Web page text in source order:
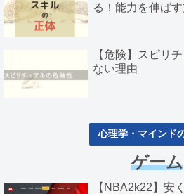
る！能力を伸ばす
【危険】スピリ
ない理由
心理学・マインド
ゲーム
【NBA2k22】安